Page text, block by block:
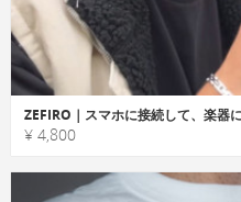
ZEFIRO｜スマホに接続して、楽器
¥ 4,800